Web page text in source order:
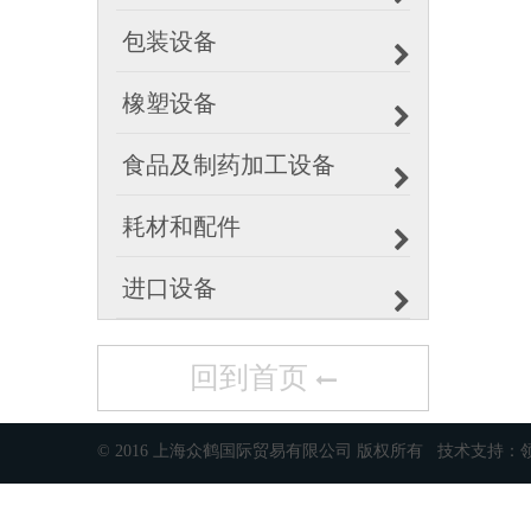
包装设备
橡塑设备
食品及制药加工设备
耗材和配件
进口设备
回到首页
© 2016 上海众鹤国际贸易有限公司 版权所有 技术支持：